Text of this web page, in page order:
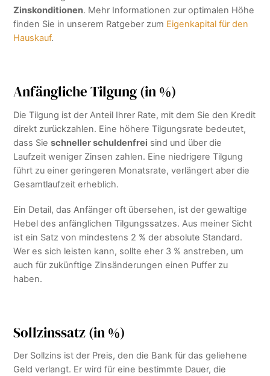
Zinskonditionen. Mehr Informationen zur optimalen Höhe
finden Sie in unserem Ratgeber zum Eigenkapital für den
Hauskauf.
Anfängliche Tilgung (in %)
Die Tilgung ist der Anteil Ihrer Rate, mit dem Sie den Kredit
direkt zurückzahlen. Eine höhere Tilgungsrate bedeutet,
dass Sieschneller schuldenfrei sind und über die
Laufzeit weniger Zinsen zahlen. Eine niedrigere Tilgung
führt zu einer geringeren Monatsrate, verlängert aber die
Gesamtlaufzeit erheblich.
Ein Detail, das Anfänger oft übersehen, ist der gewaltige
Hebel des anfänglichen Tilgungssatzes. Aus meiner Sicht
ist ein Satz von mindestens 2 % der absolute Standard.
Wer es sich leisten kann, sollte eher 3 % anstreben, um
auch für zukünftige Zinsänderungen einen Puffer zu
haben.
Sollzinssatz (in %)
Der Sollzins ist der Preis, den die Bank für das geliehene
Geld verlangt. Er wird für eine bestimmte Dauer, die